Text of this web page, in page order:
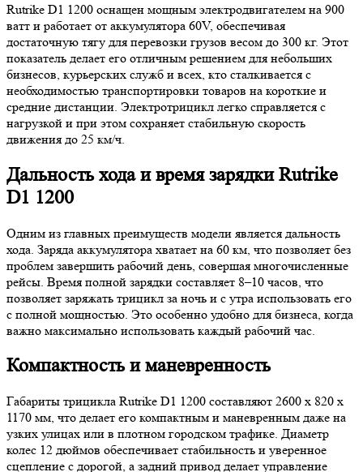
Rutrike D1 1200 оснащен мощным электродвигателем на 900
ватт и работает от аккумулятора 60V, обеспечивая
достаточную тягу для перевозки грузов весом до 300 кг. Этот
показатель делает его отличным решением для небольших
бизнесов, курьерских служб и всех, кто сталкивается с
необходимостью транспортировки товаров на короткие и
средние дистанции. Электротрицикл легко справляется с
нагрузкой и при этом сохраняет стабильную скорость
движения до 25 км/ч.
Дальность хода и время зарядки Rutrike
D1 1200
Одним из главных преимуществ модели является дальность
хода. Заряда аккумулятора хватает на 60 км, что позволяет без
проблем завершить рабочий день, совершая многочисленные
рейсы. Время полной зарядки составляет 8–10 часов, что
позволяет заряжать трицикл за ночь и с утра использовать его
с полной мощностью. Это особенно удобно для бизнеса, когда
важно максимально использовать каждый рабочий час.
Компактность и маневренность
Габариты трицикла Rutrike D1 1200 составляют 2600 x 820 x
1170 мм, что делает его компактным и маневренным даже на
узких улицах или в плотном городском трафике. Диаметр
колес 12 дюймов обеспечивает стабильность и уверенное
сцепление с дорогой, а задний привод делает управление